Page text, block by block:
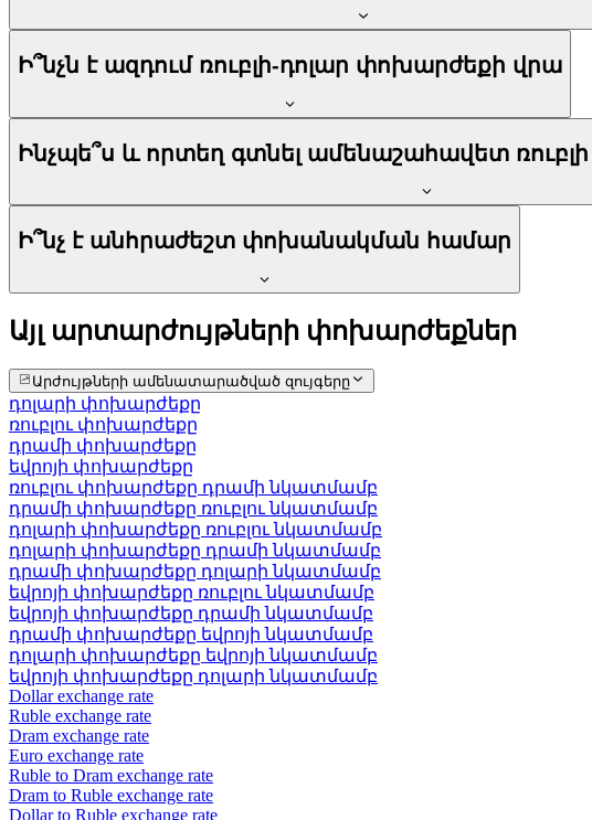
Ի՞նչն է ազդում ռուբլի-դոլար փոխարժեքի վրա
Ինչպե՞ս և որտեղ գտնել ամենաշահավետ
Ի՞նչ է անհրաժեշտ փոխանակման համար
Այլ արտարժույթների փոխարժեքներ
Արժույթների ամենատարածված զույգերը
դոլարի փոխարժեքը
ռուբլու փոխարժեքը
դրամի փոխարժեքը
եվրոյի փոխարժեքը
ռուբլու փոխարժեքը դրամի նկատմամբ
դրամի փոխարժեքը ռուբլու նկատմամբ
դոլարի փոխարժեքը ռուբլու նկատմամբ
դոլարի փոխարժեքը դրամի նկատմամբ
դրամի փոխարժեքը դոլարի նկատմամբ
եվրոյի փոխարժեքը ռուբլու նկատմամբ
եվրոյի փոխարժեքը դրամի նկատմամբ
դրամի փոխարժեքը եվրոյի նկատմամբ
դոլարի փոխարժեքը եվրոյի նկատմամբ
եվրոյի փոխարժեքը դոլարի նկատմամբ
Dollar exchange rate
Ruble exchange rate
Dram exchange rate
Euro exchange rate
Ruble to Dram exchange rate
Dram to Ruble exchange rate
Dollar to Ruble exchange rate